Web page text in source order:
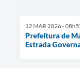
12 MAR 2026 -
Prefeitura de
Estrada